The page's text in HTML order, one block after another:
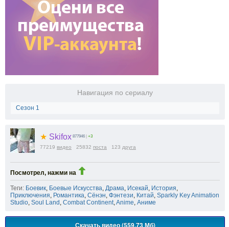
Навигация по сериалу
Сезон 1
★ Skifox 877946 | +3
77219 видео 25832 поста 123 друга
Посмотрел, нажми на
Теги: Боевик Боевые Искусства Драма Исекай История
Приключения Романтика Сёнэн Фэнтези Китай Sparkly Key Animation
Studio Soul Land Combat Continent Anime Аниме
Скачать видео (559.73 Мб)